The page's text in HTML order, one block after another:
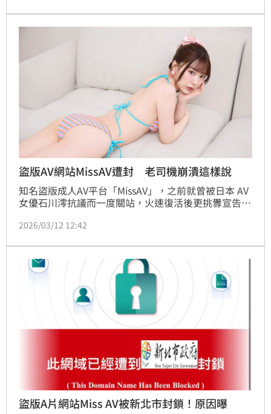
站不僅公布新網域，還大肆調侃：「感謝新北市，所有
台灣AV免廣告」。
盜版AV網站MissAV遭封 老司機崩潰這樣說
知名盜版成人AV平台「MissAV」，之前就曾被日本 AV
女優石川澪抗議而一度關站，火速復活後更挑釁宣告
前新北市政府出以「MissAV」此網域涉違反《性侵害防
「愛情動作片」的老司機們看法兩極，有人贊同認為盜
版不可取，不要當免費仔，但也有人哀號直呼太瞎：破
壞世界和平。
2026/03/12 12:42
盜版A片網站Miss AV被新北市封鎖！原因曝